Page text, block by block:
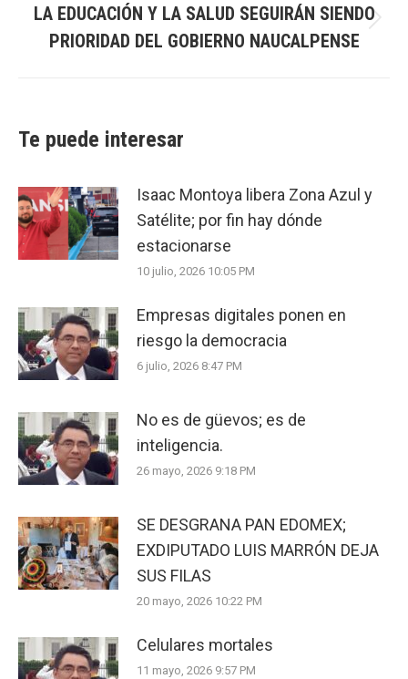
post:
LA EDUCACIÓN Y LA SALUD SEGUIRÁN SIENDO
PRIORIDAD DEL GOBIERNO NAUCALPENSE
Te puede interesar
Isaac Montoya libera Zona Azul y
Satélite; por fin hay dónde
estacionarse
10 julio, 2026 10:05 PM
Empresas digitales ponen en
riesgo la democracia
6 julio, 2026 8:47 PM
No es de güevos; es de
inteligencia.
26 mayo, 2026 9:18 PM
SE DESGRANA PAN EDOMEX;
EXDIPUTADO LUIS MARRÓN DEJA
SUS FILAS
20 mayo, 2026 10:22 PM
Celulares mortales
11 mayo, 2026 9:57 PM